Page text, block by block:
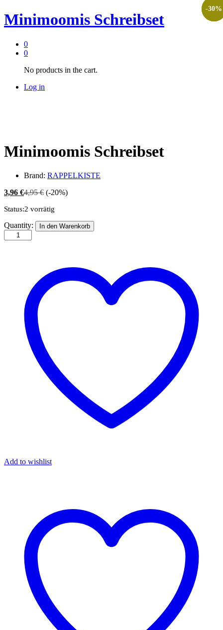
Minimoomis Schreibset
0
0
No products in the cart.
Log in
Minimoomis Schreibset
Brand: RAPPELKISTE
3,96 €4,95€ (-20%)
Status:2 vorrätig
Minimoomis
Schreibset
quantity
Quantity: In den Warenkorb
Add to wishlist
-30%
-30%
-30%